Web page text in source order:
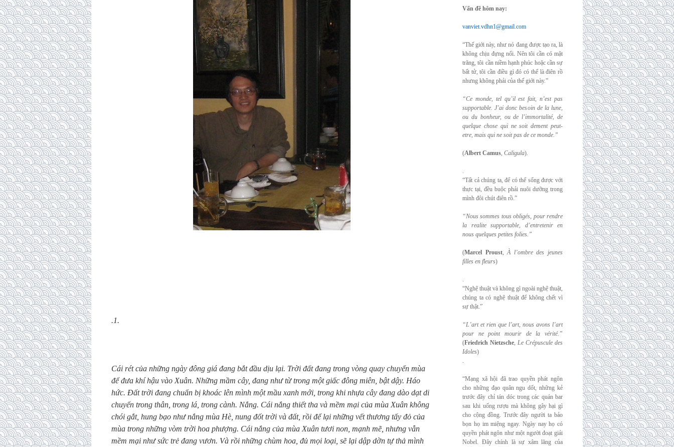
.1.
Cái rét của những ngày đông giá đang bắt đầu dịu lại. Trời đất đang trong vòng quay chuyển mùa
để đưa khí hậu vào Xuân. Những mầm cây, đang như từ trong một giấc đông miên, bật dậy. Háo
hức. Đất trời đang chuẩn bị khoác lên mình một mầu xanh mới, trong khi nhựa cây đang dào dạt di
chuyển trong thân, trong lá, trong cành. Nắng. Cái nắng thiết tha và mềm mại của mùa Xuân không
chói gắt, hung bạo như nắng mùa Hè, nung đốt trời và đất, rồi để lại những vết thương tấy đỏ của
mùa trong những vòm trời hoa phượng. Cái nắng của mùa Xuân tươi non, mạnh mẽ, nhưng vẫn
mềm mại như sức trẻ đang vươn. Và rồi những chùm hoa, đủ mọi loại, sẽ lại dập dờn tự thả mình
Vấn đề hôm nay:
vanviet.vdhn1@gmail.com
“Thế giới này, như nó đang được tạo ra, là
không chịu đựng nổi. Nên tôi cần có mặt
trăng, tôi cần niềm hạnh phúc hoặc cần sự
bất tử, tôi cần điều gì đó có thể là điên rồ
nhưng không phải của thế giới này.”
“Ce monde, tel qu’il est fait, n’est pas
supportable. J’ai donc besoin de la lune,
ou du bonheur, ou de l’immortalité, de
quelque chose qui ne soit dement peut-
etre, mais qui ne soit pas de ce monde.”
(Albert Camus, Caligula).
.
“Tất cả chúng ta, để có thể sống được với
thực tại, đều buộc phải nuôi dưỡng trong
mình đôi chút điên rồ.”
“Nous sommes tous obligés, pour rendre
la realite supportable, d’entretenir en
nous quelques petites folies.”
(Marcel Proust,À l’ombre des jeunes
filles en fleurs)
.
“Nghệ thuật và không gì ngoài nghệ thuật,
chúng ta có nghệ thuật để không chết vì
sự thật.”
“L’art et rien que l’art, nous avons l’art
pour ne point mourir de la vérité.”
(Friedrich Nietzsche, Le Crépuscule des
Idoles)
.
“Mạng xã hội đã trao quyền phát ngôn
cho những đạo quân ngu dốt, những kẻ
trước đây chỉ tán dóc trong các quán bar
sau khi uống rượu mà không gây hại gì
cho cộng đồng. Trước đây người ta bảo
bọn họ im miệng ngay. Ngày nay họ có
quyền phát ngôn như một người đoạt giải
Nobel. Đây chính là sự xâm lăng của